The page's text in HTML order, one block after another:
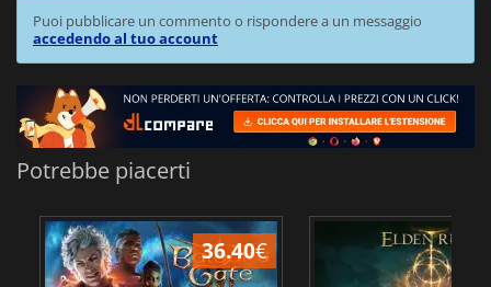
Puoi pubblicare un commento o rispondere a un messaggio
accedendo al tuo account
Potrebbe piacerti
36.40€